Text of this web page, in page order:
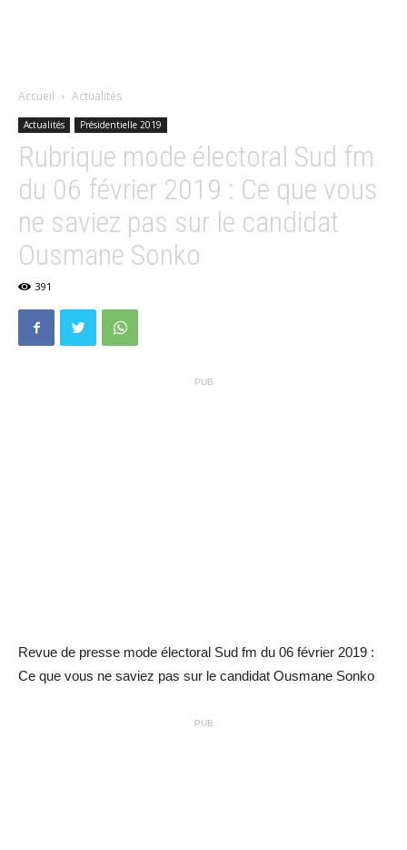
Accueil Actualités
Actualités Présidentielle 2019
Rubrique mode électoral Sud fm
du 06 février 2019 : Ce que vous
ne saviez pas sur le candidat
Ousmane Sonko
391
PUB
Revue de presse mode électoral Sud fm du 06 février 2019 :
Ce que vous ne saviez pas sur le candidat Ousmane Sonko
PUB